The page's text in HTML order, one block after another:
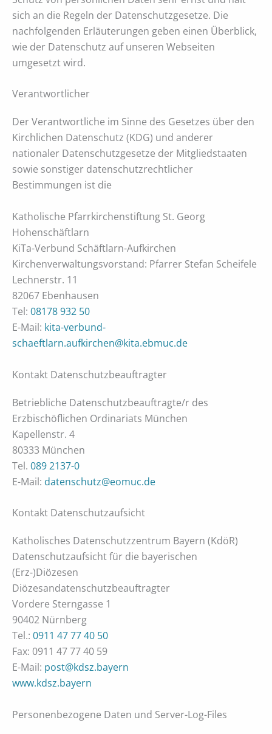
sich an die Regeln der Datenschutzgesetze. Die
nachfolgenden Erläuterungen geben einen Überblick,
wie der Datenschutz auf unseren Webseiten
umgesetzt wird.
Verantwortlicher
Der Verantwortliche im Sinne des Gesetzes über den
Kirchlichen Datenschutz (KDG) und anderer
nationaler Datenschutzgesetze der Mitgliedstaaten
sowie sonstiger datenschutzrechtlicher
Bestimmungen ist die
Katholische Pfarrkirchenstiftung St. Georg
Hohenschäftlarn
KiTa-Verbund Schäftlarn-Aufkirchen
Kirchenverwaltungsvorstand: Pfarrer Stefan Scheifele
Lechnerstr. 11
82067 Ebenhausen
Tel: 08178 932 50
E-Mail: kita-verbund-
schaeftlarn.aufkirchen@kita.ebmuc.de
Kontakt Datenschutzbeauftragter
Betriebliche Datenschutzbeauftragte/r des
Erzbischöflichen Ordinariats München
Kapellenstr. 4
80333 München
Tel. 089 2137-0
E-Mail: datenschutz@eomuc.de
Kontakt Datenschutzaufsicht
Katholisches Datenschutzzentrum Bayern (KdöR)
Datenschutzaufsicht für die bayerischen
(Erz-)Diözesen
Diözesandatenschutzbeauftragter
Vordere Sterngasse 1
90402 Nürnberg
Tel.: 0911 47 77 40 50
Fax: 0911 47 77 40 59
E-Mail: post@kdsz.bayern
www.kdsz.bayern
Personenbezogene Daten und Server-Log-Files